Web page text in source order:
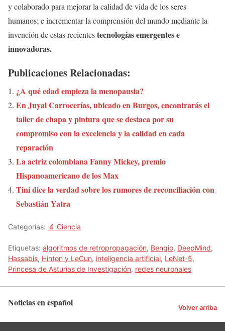
y colaborado para mejorar la calidad de vida de los seres
humanos; e incrementar la comprensión del mundo mediante la
invención de estas recientestecnologías emergentes e
innovadoras.
Publicaciones Relacionadas:
¿A qué edad empieza la menopausia?
En Juyal Carrocerías, ubicado en Burgos, encontrarás el
taller de chapa y pintura que se destaca por su
compromiso con la excelencia y la calidad en cada
reparación
La actriz colombiana Fanny Mickey, premio
Hispanoamericano de los Max
Tini dice la verdad sobre los rumores de reconciliación con
Sebastián Yatra
Categorías: 🔬 Ciencia
Etiquetas: algoritmos de retropropagación, Bengio, DeepMind,
Hassabis, Hinton y LeCun, inteligencia artificial, LeNet-5,
Princesa de Asturias de Investigación, redes neuronales
Noticias en español Volver arriba